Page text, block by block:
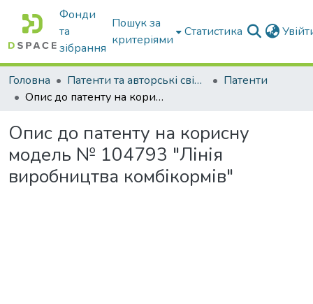
Фонди
та
зібрання
Пошук за
критеріями
Статистика
Головна Патенти та авторські свідоцтва
Патенти
Опис до патенту на корисну модель № 104793 "Лінія виробництва комбікормів"
Опис до патенту на корисну
модель № 104793 "Лінія
виробництва комбікормів"